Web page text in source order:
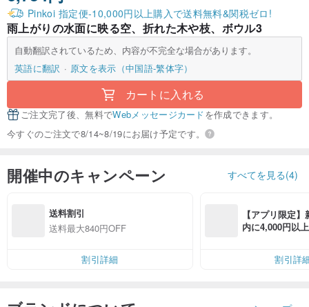
Pinkoi 指定便-10,000円以上購入で送料無料&関税ゼロ!
雨上がりの水面に映る空、折れた木や枝、ボウル3
自動翻訳されているため、内容が不完全な場合があります。
英語に翻訳
原文を表示（中国語-繁体字）
カートに入れる
ご注文完了後、無料でWebメッセージカードを作成できます。
今すぐのご注文で8/14~8/19にお届け予定です。
開催中のキャンペーン すべてを見る(4)
送料割引
送料最大840円OFF
割引詳細
【アプリ限定
内に4,000円以
割引詳